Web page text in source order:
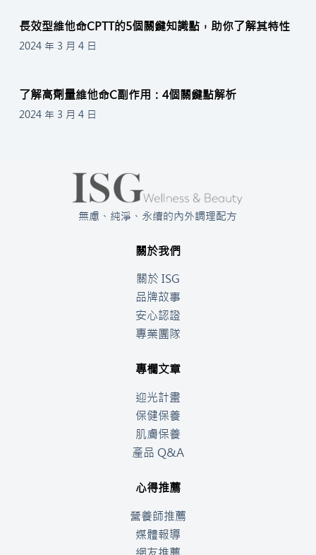
長效型維他命CPTT的5個關鍵知識點，助你了解其特性
2024 年 3 月 4 日
了解高劑量維他命C副作用：4個關鍵點解析
2024 年 3 月 4 日
無慮、純淨、永續的內外調理配方
關於我們
關於 ISG
品牌故事
安心認證
專業團隊
專欄文章
迎光計畫
保健保養
肌膚保養
產品 Q&A
心得推薦
營養師推薦
媒體報導